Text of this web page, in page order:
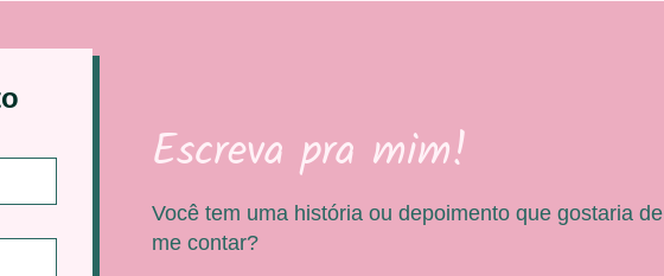
Escreva pra mim!
Você tem uma história ou depoimento que gostaria de
me contar?